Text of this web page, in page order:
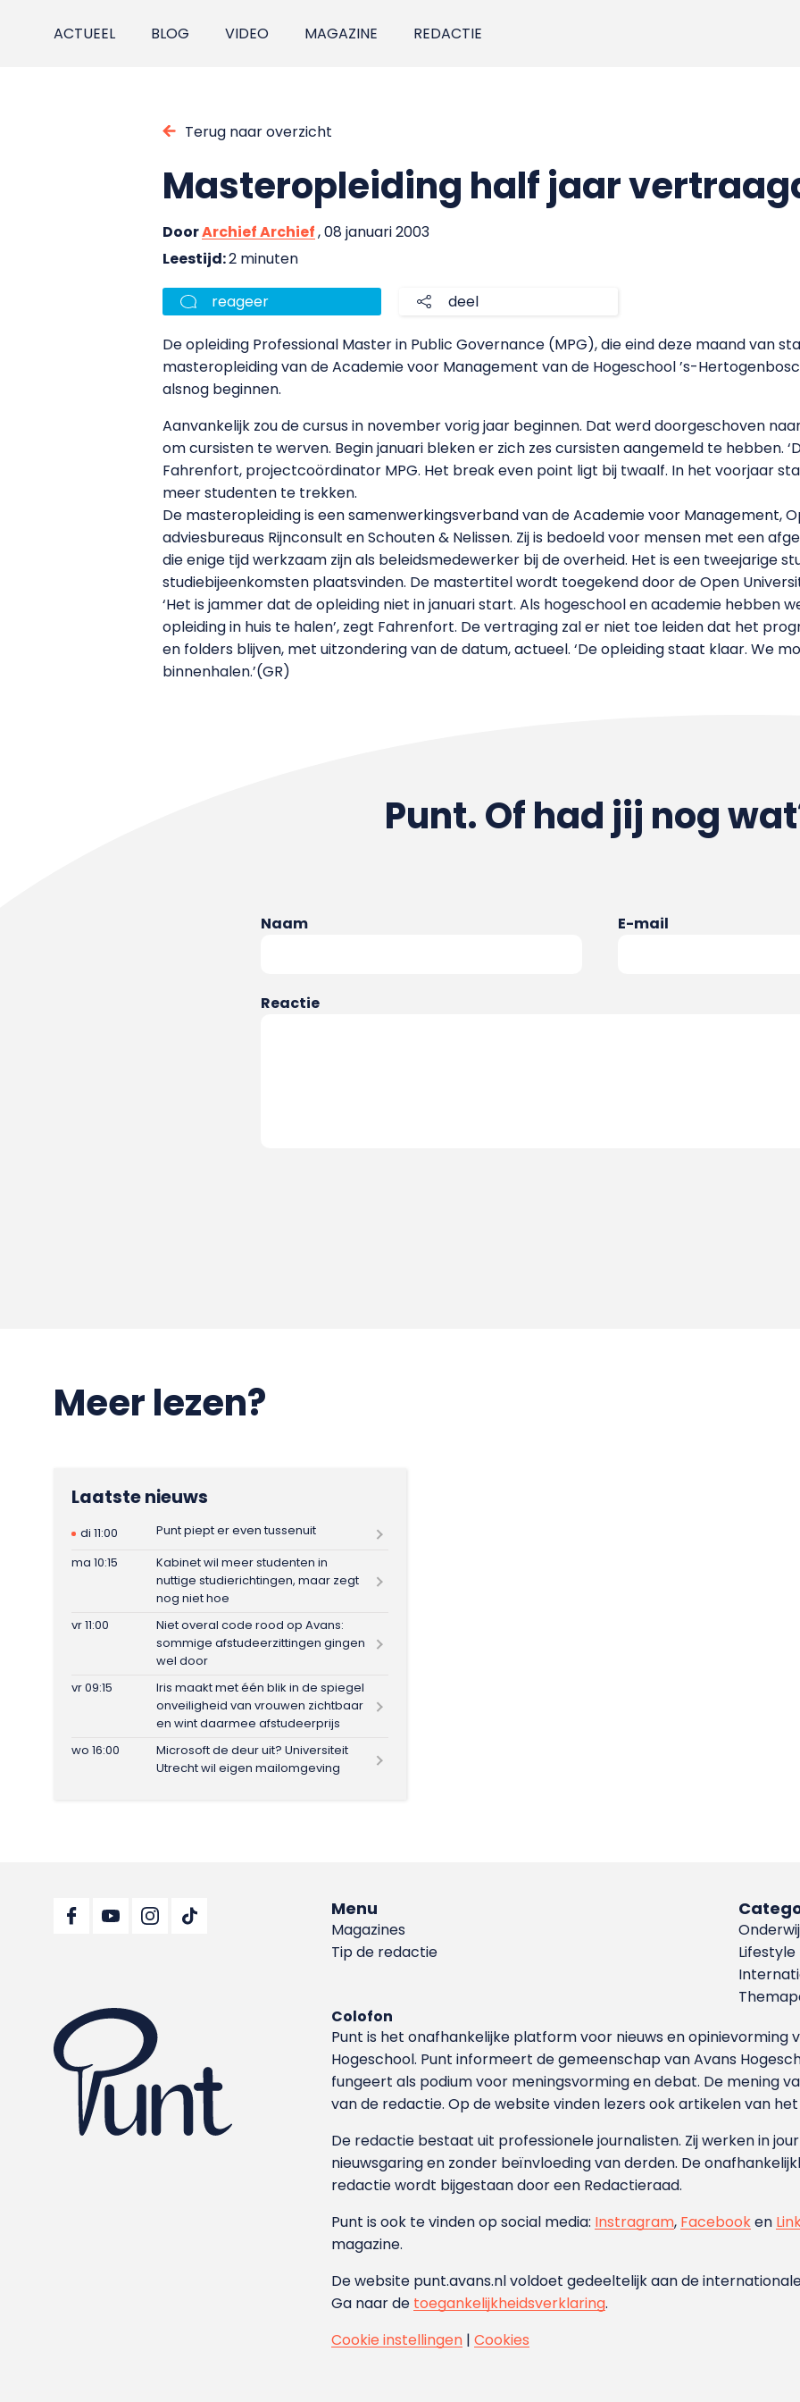
ACTUEEL BLOG VIDEO MAGAZINE REDACTIE
Terug naar overzicht
Masteropleiding half jaar
DoorArchief Archief, 08 januari 2003
Leestijd:2 minuten
reageer deel
De opleiding Professional Master in Public Governance (MPG), die eind deze maand van
masteropleiding van de Academie voor Management van de Hogeschool ’s-
alsnog beginnen.
Aanvankelijk zou de cursus in november vorig jaar beginnen. Dat werd doorgeschoven
om cursisten te werven. Begin januari bleken er zich zes cursisten aangemeld te hebben.
Fahrenfort, projectcoördinator MPG. Het break even point ligt bij twaalf. In het voorjaar
meer studenten te trekken.
De masteropleiding is een samenwerkingsverband van de Academie voor Management,
adviesbureaus Rijnconsult en Schouten & Nelissen. Zij is bedoeld voor mensen met een
die enige tijd werkzaam zijn als beleidsmedewerker bij de overheid. Het is een tweejarige
studiebijeenkomsten plaatsvinden. De mastertitel wordt toegekend door de Open
‘Het is jammer dat de opleiding niet in januari start. Als hogeschool en academie hebben
opleiding in huis te halen’, zegt Fahrenfort. De vertraging zal er niet toe leiden dat het
en folders blijven, met uitzondering van de datum, actueel. ‘De opleiding staat klaar. We
binnenhalen.’(GR)
Punt. Of had jij nog
Naam E-mail
Reactie
Meer lezen?
Laatste nieuws
di 11:00
Punt piept er even tussenuit
ma 10:15
Kabinet wil meer studenten in
nuttige studierichtingen, maar zegt
nog niet hoe
vr 11:00
Niet overal code rood op Avans:
sommige afstudeerzittingen gingen
wel door
vr 09:15
Iris maakt met één blik in de spiegel
onveiligheid van vrouwen zichtbaar
en wint daarmee afstudeerprijs
wo 16:00
Microsoft de deur uit? Universiteit
Utrecht wil eigen mailomgeving
Menu
Magazines
Tip de redactie
Lifestyle
Colofon
Punt is het onafhankelijke platform voor nieuws en
Hoge­school. Punt informeert de gemeenschap van Avans
fungeert als podium voor meningsvorming en debat. De mening
van de redactie. Op de website vinden lezers ook artikelen van
De redactie bestaat uit professionele journalisten. Zij werken in
nieuwsgaring en zonder beïnvloeding van derden. De
redactie wordt bijgestaan door een Redactieraad.
Punt is ook te vinden op social media: Instragram, Facebooken
magazine.
De website punt.avans.nl voldoet gedeeltelijk aan de
Ga naar de toegankelijkheidsverklaring.
Cookie instellingen |Cookies